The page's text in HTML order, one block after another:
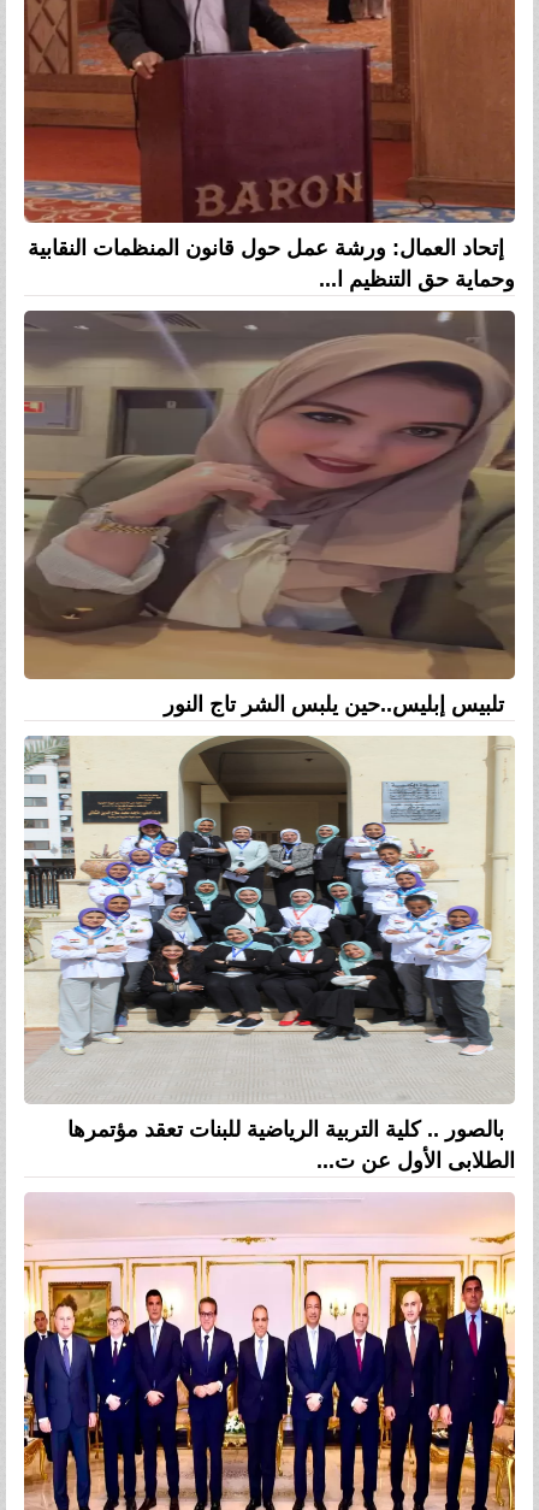
إتحاد العمال: ورشة عمل حول قانون المنظمات النقابية
وحماية حق التنظيم ا...
تلبيس إبليس..حين يلبس الشر تاج النور
بالصور .. كلية التربية الرياضية للبنات تعقد مؤتمرها
الطلابى الأول عن ت...